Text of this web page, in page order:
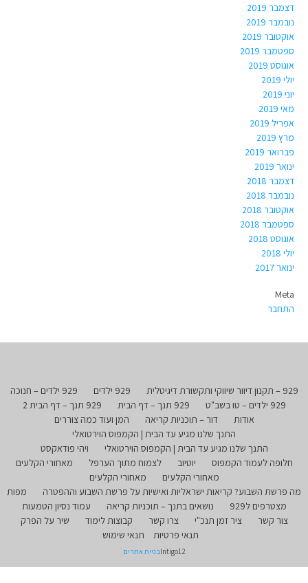
דצמבר 2019
נובמבר 2019
אוקטובר 2019
ספטמבר 2019
אוגוסט 2019
יולי 2019
יוני 2019
מאי 2019
אפריל 2019
מרץ 2019
פברואר 2019
ינואר 2019
דצמבר 2018
נובמבר 2018
אוקטובר 2018
ספטמבר 2018
אוגוסט 2018
יולי 2018
ינואר 2017
Meta
התחבר
929 – תקנון דיוור שיווקי ותקשורת דיגיטלית 929 ילדים
929 ילדים – חנוכה
929 ילדים – טו בשב"ט
929 תנך – דף הבית
929 תנך – דף הבית 2
אודות
דור – תוכניות קריאה
המן ועוד כמה צוררים
התנך שלנו מגיע עד הבית | הקמפוס הוירטואלי
התנך שלנו מגיע עד הבית | הקמפוס הוירטואלי
ויהי פודאקסט
חלופה לעמוד הקמפוס
יוטיוב לצמוח מתוך הערפל
מאחורי הקלעים
מאחורי הקלעים
מאחורי הקלעים
מה פרשת השבוע? קריאות ישראליות ואישיות על פרשת השבוע וההפטרה
מפות
מצטרפים ל929
נושאים בתנך – תוכניות קריאה
עמוד נסיון הטמעות
צור קשר
ציר זמן תנכ"י צרו קשר קבוצות לימוד
שיר על הפרק
תנאי פרטיות
תנאי שימוש
Intigo12בניית אתרים